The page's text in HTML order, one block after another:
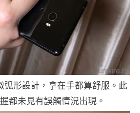
形設計，拿在手都算舒服。此
都未見有誤觸情況出現。